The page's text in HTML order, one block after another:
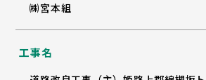
㈱宮本組
工事名